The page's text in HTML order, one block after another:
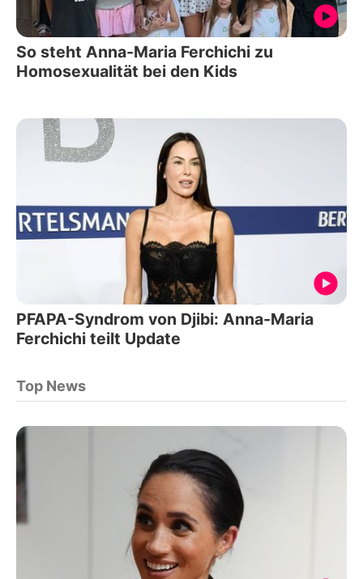
So steht Anna-Maria Ferchichi zu
Homosexualität bei den Kids
PFAPA-Syndrom von Djibi: Anna-Maria
Ferchichi teilt Update
Top News